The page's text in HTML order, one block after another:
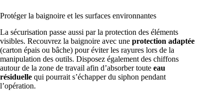
Protéger la baignoire et les surfaces environnantes
La sécurisation passe aussi par la protection des éléments
visibles. Recouvrez la baignoire avec une protection adaptée
(carton épais ou bâche) pour éviter les rayures lors de la
manipulation des outils. Disposez également des chiffons
autour de la zone de travail afin d’absorber toute eau
résiduelle qui pourrait s’échapper du siphon pendant
l’opération.